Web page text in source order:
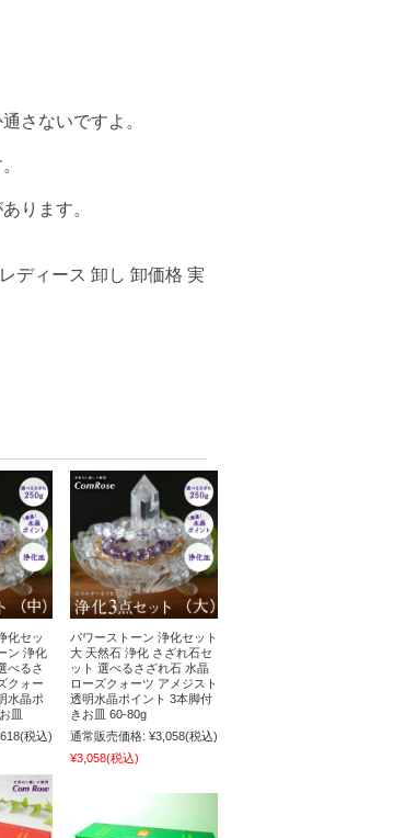
さないですよ。
ります。
ディース 卸し 卸価格 実
化セッ
ン 浄化
べるさ
クォー
水晶ポ
皿
(税込)
パワーストーン 浄化セット
大 天然石 浄化 さざれ石セ
ット 選べるさざれ石 水晶
ローズクォーツ アメジスト
透明水晶ポイント 3本脚付
きお皿 60-80g
通常販売価格: ¥3,058(税込)
¥3,058(税込)